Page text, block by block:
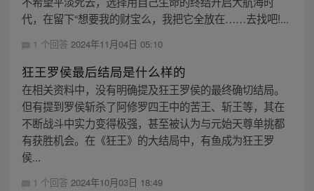
代，在留下“想要我的财宝么，我把它全放在……去找吧!...
1 个回答 2024年11月04日 05:10
狂王罗侯最后结局是什么样的
在相关资料中，没有明确提及狂王罗侯的最终确切结局。
但有提到罗侯斩杀了阿修罗四王中的苦王、斩王等，其在
不断战斗中实力变得极强，甚至被认为与元始天尊单挑都
有获胜机会。在《狂王》的大结局中，有鱼成为狂王罗
侯...
1 个回答 2024年10月03日 18:49